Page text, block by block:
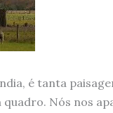
é tanta
Nós nos